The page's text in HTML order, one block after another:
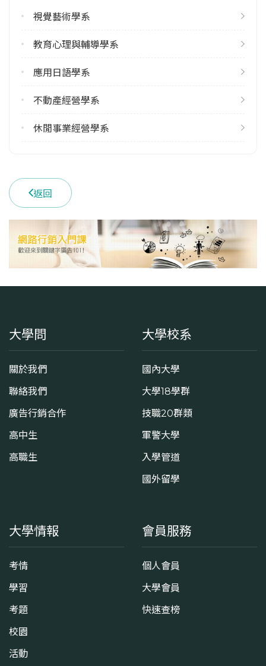
學系地址
視覺藝術學系
教育心理與輔導學系
應用日語學系
不動產經營學系
休閒事業經營學系
返回
大學問
關於我們
聯絡我們
廣告行銷合作
高中生
高職生
大學校系
國內大學
大學18學群
技職20群類
軍警大學
入學管道
國外留學
大學情報
考情
學習
考題
校園
活動
會員服務
個人會員
大學會員
快速查榜